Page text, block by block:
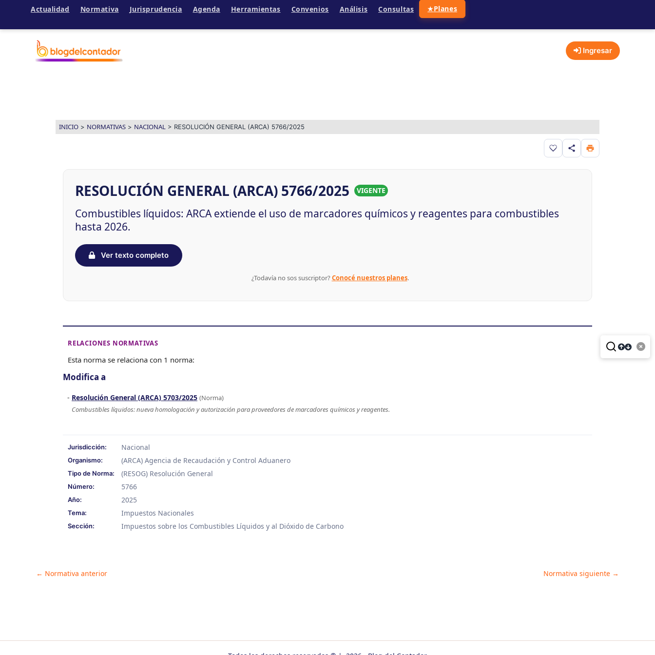
Actualidad Normativa Jurisprudencia Agenda Herramientas Convenios Análisis Consultas ★Planes
Ingresar
INICIO > NORMATIVAS > NACIONAL > RESOLUCIÓN GENERAL (ARCA) 5766/2025
Guardar en favoritos
RESOLUCIÓN GENERAL (ARCA) 5766/2025 VIGENTE
Combustibles líquidos: ARCA extiende el uso de marcadores químicos y reagentes para combustibles
hasta 2026.
Ver texto completo
¿Todavía no sos suscriptor?Conocé nuestros planes.
RELACIONES NORMATIVAS
Esta norma se relaciona con 1 norma:
Modifica a
Resolución General (ARCA) 5703/2025 (Norma)
Combustibles líquidos: nueva homologación y autorización para proveedores de marcadores químicos y reagentes.
Jurisdicción: Nacional
Organismo: (ARCA) Agencia de Recaudación y Control Aduanero
Tipo de Norma: (RESOG) Resolución General
Número: 5766
Año: 2025
Tema: Impuestos Nacionales
Sección: Impuestos sobre los Combustibles Líquidos y al Dióxido de Carbono
Post
← Normativa anterior Normativa siguiente →